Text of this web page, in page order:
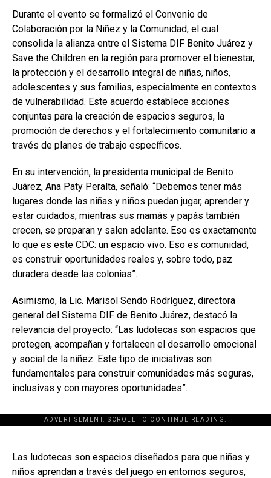
Durante el evento se formalizó el Convenio de
Colaboración por la Niñez y la Comunidad, el cual
consolida la alianza entre el Sistema DIF Benito Juárez y
Save the Children en la región para promover el bienestar,
la protección y el desarrollo integral de niñas, niños,
adolescentes y sus familias, especialmente en contextos
de vulnerabilidad. Este acuerdo establece acciones
conjuntas para la creación de espacios seguros, la
promoción de derechos y el fortalecimiento comunitario a
través de planes de trabajo específicos.
En su intervención, la presidenta municipal de Benito
Juárez, Ana Paty Peralta, señaló: “Debemos tener más
lugares donde las niñas y niños puedan jugar, aprender y
estar cuidados, mientras sus mamás y papás también
crecen, se preparan y salen adelante. Eso es exactamente
lo que es este CDC: un espacio vivo. Eso es comunidad,
es construir oportunidades reales y, sobre todo, paz
duradera desde las colonias”.
Asimismo, la Lic. Marisol Sendo Rodríguez, directora
general del Sistema DIF de Benito Juárez, destacó la
relevancia del proyecto: “Las ludotecas son espacios que
protegen, acompañan y fortalecen el desarrollo emocional
y social de la niñez. Este tipo de iniciativas son
fundamentales para construir comunidades más seguras,
inclusivas y con mayores oportunidades”.
ADVERTISEMENT. SCROLL TO CONTINUE READING.
[adsforwp id="243463"]
Las ludotecas son espacios diseñados para que niñas y
niños aprendan a través del juego en entornos seguros,